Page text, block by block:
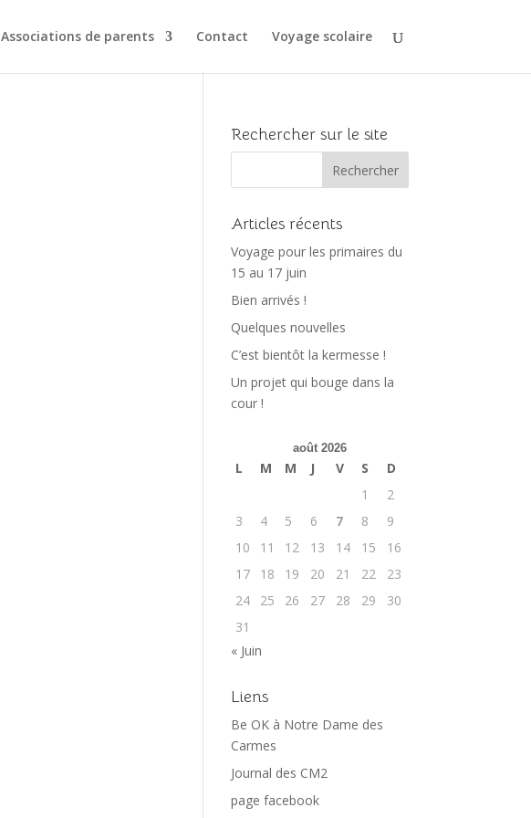
Associations de parents Contact Voyage scolaire
Rechercher sur le site
Articles récents
Voyage pour les primaires du
15 au 17 juin
Bien arrivés !
Quelques nouvelles
C’est bientôt la kermesse !
Un projet qui bouge dans la
cour !
août 2026
L M M J V S
D
1
2
3
4 5 6 7 8
9
10
11 12 13 14 15
16
17
18 19 20 21 22
23
24
25 26 27 28 29
30
31
« Juin
Liens
Be OK à Notre Dame des
Carmes
Journal des CM2
page facebook